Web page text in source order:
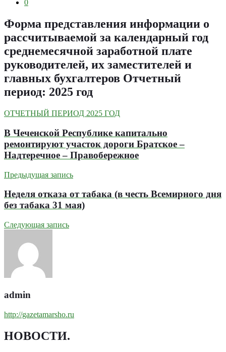
0
Форма представления информации о
рассчитываемой за календарный год
среднемесячной заработной плате
руководителей, их заместителей и
главных бухгалтеров Отчетный
период: 2025 год
ОТЧЕТНЫЙ ПЕРИОД 2025 ГОД
В Чеченской Республике капитально
ремонтируют участок дороги Братское –
Надтеречное – Правобережное
Предыдущая запись
Неделя отказа от табака (в честь Всемирного дня
без табака 31 мая)
Следующая запись
admin
http://gazetamarsho.ru
НОВОСТИ.